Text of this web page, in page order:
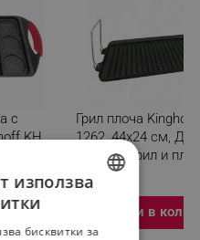
с
KH
Грил плоча Kinghoff
1262, 44х24 см, Две
страни - грил и
Чугун
Добави в
използва
бисквитки за